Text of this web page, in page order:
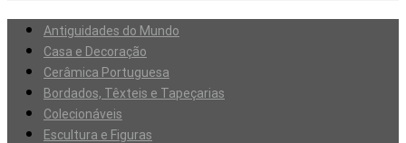
Antiguidades do Mundo
Casa e Decoração
Cerâmica Portuguesa
Bordados, Têxteis e Tapeçarias
Colecionáveis
Escultura e Figuras